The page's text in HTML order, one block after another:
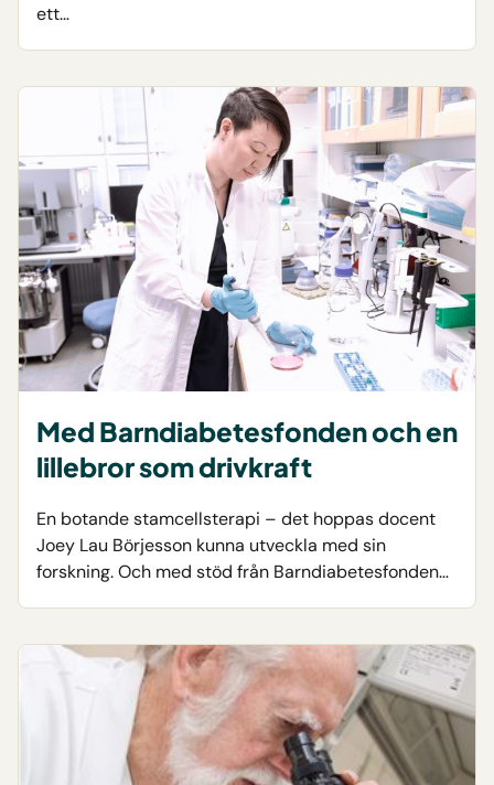
ett…
Med Barndiabetesfonden och en
lillebror som drivkraft
En botande stamcellsterapi – det hoppas docent
Joey Lau Börjesson kunna utveckla med sin
forskning. Och med stöd från Barndiabetesfonden…